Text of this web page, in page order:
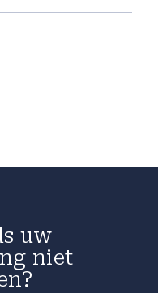
uw
niet